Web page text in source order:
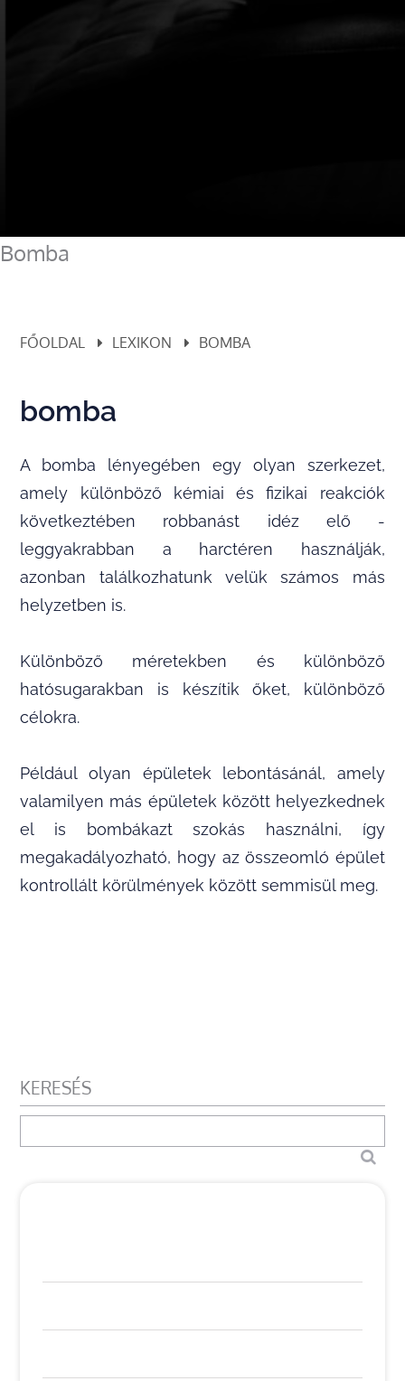
Bomba
FŐOLDAL LEXIKON BOMBA
bomba
A bomba lényegében egy olyan szerkezet,
amely különböző kémiai és fizikai reakciók
következtében robbanást idéz elő -
leggyakrabban a harctéren használják,
azonban találkozhatunk velük számos más
helyzetben is.
Különböző méretekben és különböző
hatósugarakban is készítik őket, különböző
célokra.
Például olyan épületek lebontásánál, amely
valamilyen más épületek között helyezkednek
el is bombákazt szokás használni, így
megakadályozható, hogy az összeomló épület
kontrollált körülmények között semmisül meg.
KERESÉS